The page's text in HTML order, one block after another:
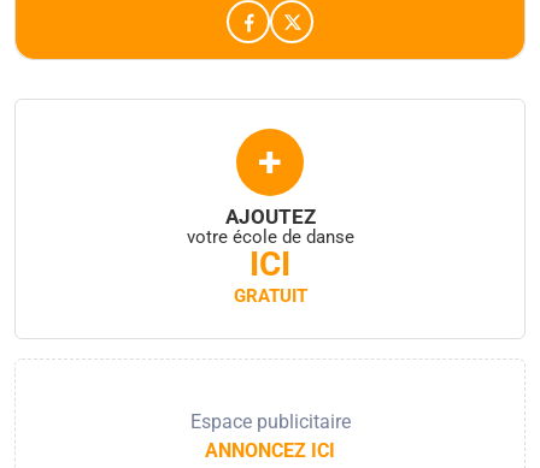
+
AJOUTEZ
votre école de danse
ICI
GRATUIT
Espace publicitaire
ANNONCEZ ICI